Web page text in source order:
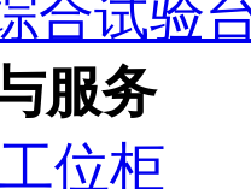
合试验
服务
位柜